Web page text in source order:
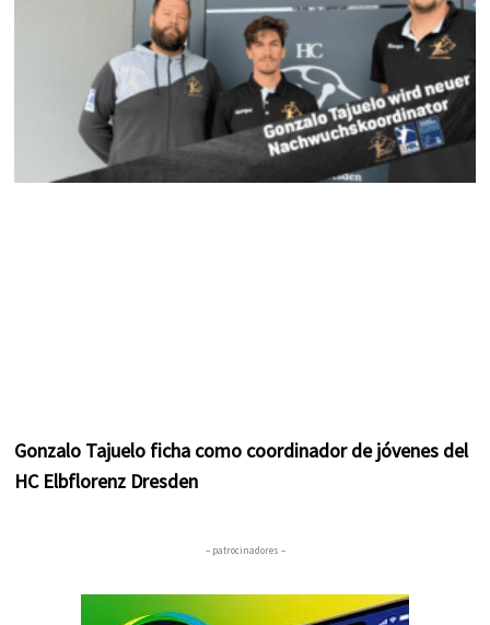
m t
Gonzalo Tajuelo ficha como coordinador de jóvenes del
HC Elbflorenz Dresden
– patrocinadores –